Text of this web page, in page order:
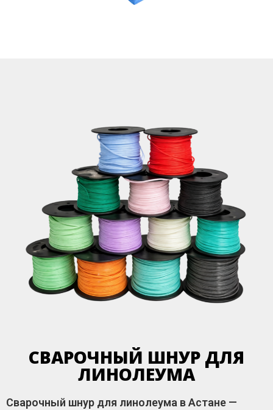
СВАРОЧНЫЙ ШНУР ДЛЯ
ЛИНОЛЕУМА
Сварочный шнур для линолеума в Астане —